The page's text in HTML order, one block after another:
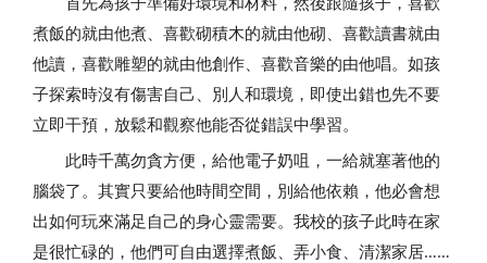
煮飯的就由他煮、喜歡砌積木的就由他砌、喜歡讀書就由
他讀，喜歡雕塑的就由他創作、喜歡音樂的由他唱。如孩
子探索時沒有傷害自己、別人和環境，即使出錯也先不要
立即干預，放鬆和觀察他能否從錯誤中學習。
此時千萬勿貪方便，給他電子奶咀，一給就塞著他的
腦袋了。其實只要給他時間空間，別給他依賴，他必會想
出如何玩來滿足自己的身心靈需要。我校的孩子此時在家
是很忙碌的，他們可自由選擇煮飯、弄小食、清潔家居……